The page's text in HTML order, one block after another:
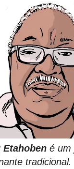
é um